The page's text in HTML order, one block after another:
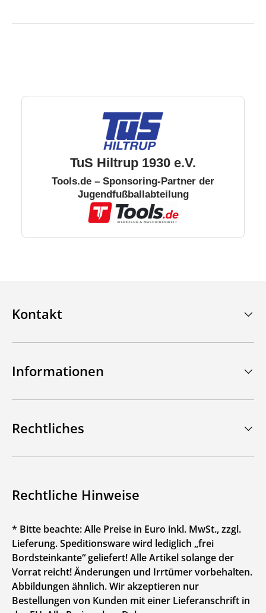
TuS Hiltrup 1930 e.V.
Tools.de – Sponsoring-Partner der
Jugendfußballabteilung
Kontakt
Informationen
Rechtliches
Rechtliche Hinweise
* Bitte beachte: Alle Preise in Euro inkl. MwSt., zzgl.
Lieferung. Speditionsware wird lediglich „frei
Bordsteinkante“ geliefert! Alle Artikel solange der
Vorrat reicht! Änderungen und Irrtümer vorbehalten.
Abbildungen ähnlich. Wir akzeptieren nur
Bestellungen von Kunden mit einer Lieferanschrift in